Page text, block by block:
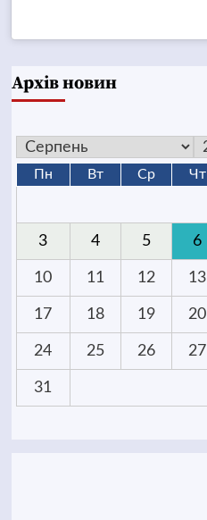
Архів новин
Пн Вт Ср Чт
3 4 5 6
10 11 12 13
17 18 19 20
24 25 26 27
31